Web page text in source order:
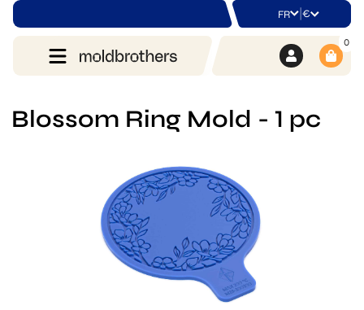
FR | €
0
Blossom Ring Mold - 1 pc